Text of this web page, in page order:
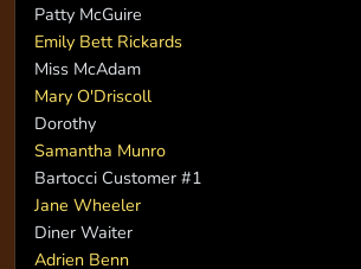
Patty McGuire
Emily Bett Rickards
Miss McAdam
Mary O'Driscoll
Dorothy
Samantha Munro
Bartocci Customer #1
Jane Wheeler
Diner Waiter
Adrien Benn